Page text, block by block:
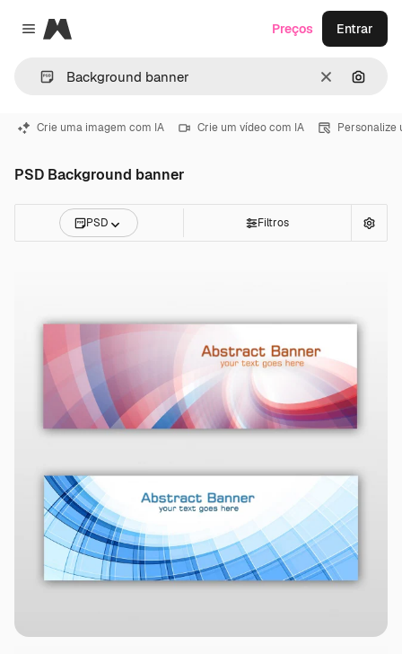
Close menu
Magnific
Limpar
Preços Entrar
Crie uma imagem com IA Crie um vídeo com IA Personalize
PSD Background banner
PSD Filtros